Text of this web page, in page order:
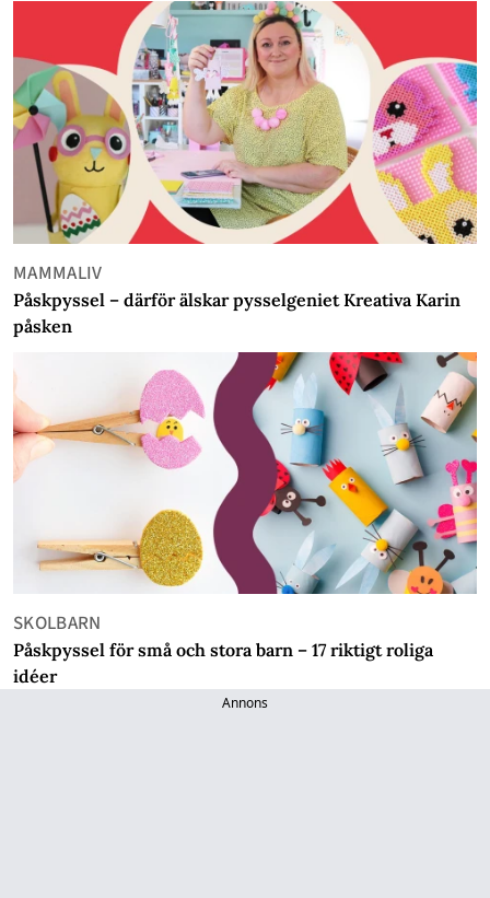
MAMMALIV
Påskpyssel – därför älskar pysselgeniet Kreativa Karin
påsken
SKOLBARN
Påskpyssel för små och stora barn – 17 riktigt roliga
idéer
Annons